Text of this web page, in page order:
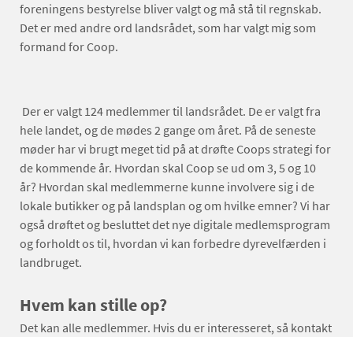
foreningens bestyrelse bliver valgt og må stå til regnskab.
Det er med andre ord landsrådet, som har valgt mig som
formand for Coop.
Der er valgt 124 medlemmer til landsrådet. De er valgt fra
hele landet, og de mødes 2 gange om året. På de seneste
møder har vi brugt meget tid på at drøfte Coops strategi for
de kommende år. Hvordan skal Coop se ud om 3, 5 og 10
år? Hvordan skal medlemmerne kunne involvere sig i de
lokale butikker og på landsplan og om hvilke emner? Vi har
også drøftet og besluttet det nye digitale medlemsprogram
og forholdt os til, hvordan vi kan forbedre dyrevelfærden i
landbruget.
Hvem kan stille op?
Det kan alle medlemmer. Hvis du er interesseret, så kontakt